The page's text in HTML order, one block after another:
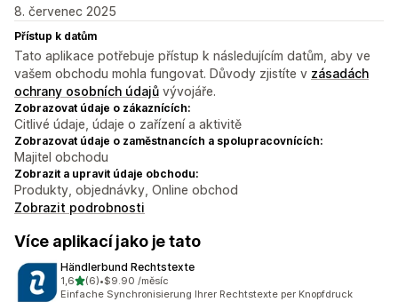
8. červenec 2025
Přístup k datům
Tato aplikace potřebuje přístup k následujícím datům, aby ve
vašem obchodu mohla fungovat. Důvody zjistíte v zásadách
ochrany osobních údajů vývojáře.
Zobrazovat údaje o zákaznících:
Citlivé údaje, údaje o zařízení a aktivitě
Zobrazovat údaje o zaměstnancích a spolupracovnících:
Majitel obchodu
Zobrazit a upravit údaje obchodu:
Produkty, objednávky, Online obchod
Zobrazit podrobnosti
Více aplikací jako je tato
Händlerbund Rechtstexte
1,6z 5 hvězd
(6)
Celkový počet recenzí: 6
•$9.90 /měsíc
Einfache Synchronisierung Ihrer Rechtstexte per Knopfdruck